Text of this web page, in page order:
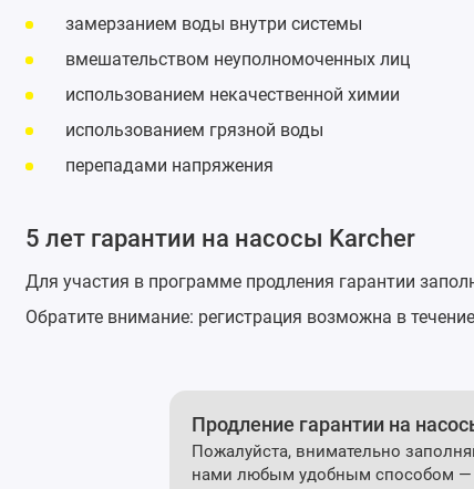
замерзанием воды внутри системы
вмешательством неуполномоченных лиц
использованием некачественной химии
использованием грязной воды
перепадами напряжения
5 лет гарантии на насосы Karcher
Для участия в программе продления гарантии
Обратите внимание: регистрация возможна в
Продление гарантии на
Пожалуйста, внимательно
нами любым удобным способом —